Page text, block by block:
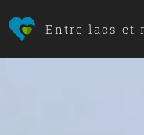
Entre lacs et